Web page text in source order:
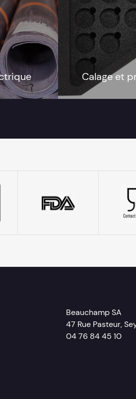
Calage et
Beauchamp SA
47 Rue Pasteur,
04 76 84 45 10